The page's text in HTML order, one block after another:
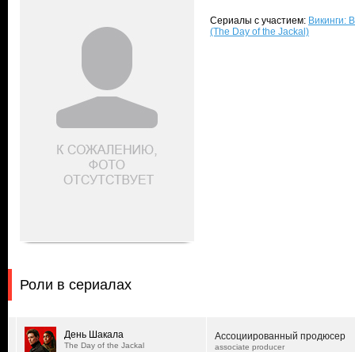
Сериалы с участием: Викинги:
(The Day of the Jackal)
Роли в сериалах
День Шакала
The Day of the Jackal
Ассоциированный продюсер
associate producer